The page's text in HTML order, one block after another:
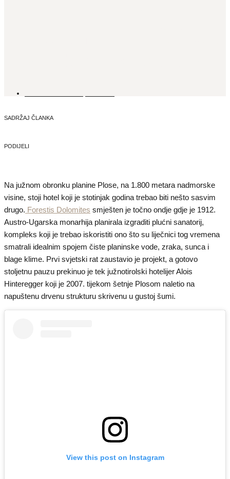
SADRŽAJ ČLANKA
PODIJELI
Na južnom obronku planine Plose, na 1.800 metara nadmorske
visine, stoji hotel koji je stotinjak godina trebao biti nešto sasvim
drugo. Forestis Dolomites smješten je točno ondje gdje je 1912.
Austro-Ugarska monarhija planirala izgraditi plućni sanatorij,
kompleks koji je trebao iskoristiti ono što su liječnici tog vremena
smatrali idealnim spojem čiste planinske vode, zraka, sunca i
blage klime. Prvi svjetski rat zaustavio je projekt, a gotovo
stoljetnu pauzu prekinuo je tek južnotirolski hotelijer Alois
Hinteregger koji je 2007. tijekom šetnje Plosom naletio na
napuštenu drvenu strukturu skrivenu u gustoj šumi.
View this post on Instagram